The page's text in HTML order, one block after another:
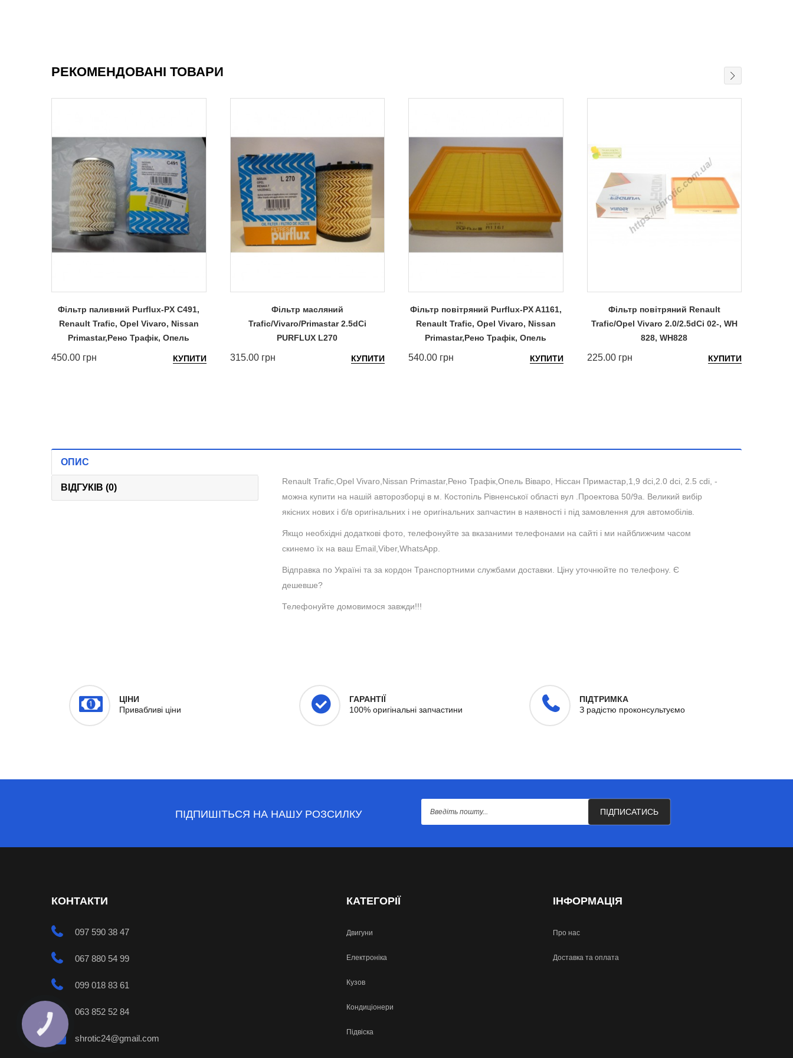
РЕКОМЕНДОВАНІ ТОВАРИ
Фільтр паливний Purflux-PX C491,
Renault Trafic, Opel Vivaro, Nissan
Primastar,Рено Трафік, Опель
450.00 грн КУПИТИ
Фільтр масляний
Trafic/Vivaro/Primastar 2.5dCi
PURFLUX L270
315.00 грн КУПИТИ
Фільтр повітряний Purflux-PX A1161,
Renault Trafic, Opel Vivaro, Nissan
Primastar,Рено Трафік, Опель
540.00 грн КУПИТИ
Фільтр повітряний Renault
Trafic/Opel Vivaro 2.0/2.5dCi 02-, WH
828, WH828
225.00 грн КУПИТИ
ОПИС
ВІДГУКІВ (0)
Renault Trafic,Opel Vivaro,Nissan Primastar,Рено Трафік,Опель Віваро, Ніссан Примастар,1,9 dci,2.0 dci, 2.5 cdi, -
можна купити на нашій авторозборці в м. Костопіль Рівненської області вул .Проектова 50/9а. Великий вибір
якісних нових і б/в оригінальних і не оригінальних запчастин в наявності і під замовлення для автомобілів.
Якщо необхідні додаткові фото, телефонуйте за вказаними телефонами на сайті і ми найближчим часом
скинемо їх на ваш Email,Viber,WhatsApp.
Відправка по Україні та за кордон Транспортними службами доставки. Ціну уточнюйте по телефону. Є
дешевше?
Телефонуйте домовимося завжди!!!
ЦІНИ
Привабливі ціни
ГАРАНТІЇ
100% оригінальні запчастини
ПІДТРИМКА
З радістю проконсультуємо
ПІДПИШІТЬСЯ НА НАШУ РОЗСИЛКУ ПІДПИСАТИСЬ
КОНТАКТИ
097 590 38 47
067 880 54 99
099 018 83 61
063 852 52 84
shrotic24@gmail.com
КАТЕГОРІЇ
Двигуни
Електроніка
Кузов
Кондиціонери
Підвіска
ІНФОРМАЦІЯ
Про нас
Доставка та оплата